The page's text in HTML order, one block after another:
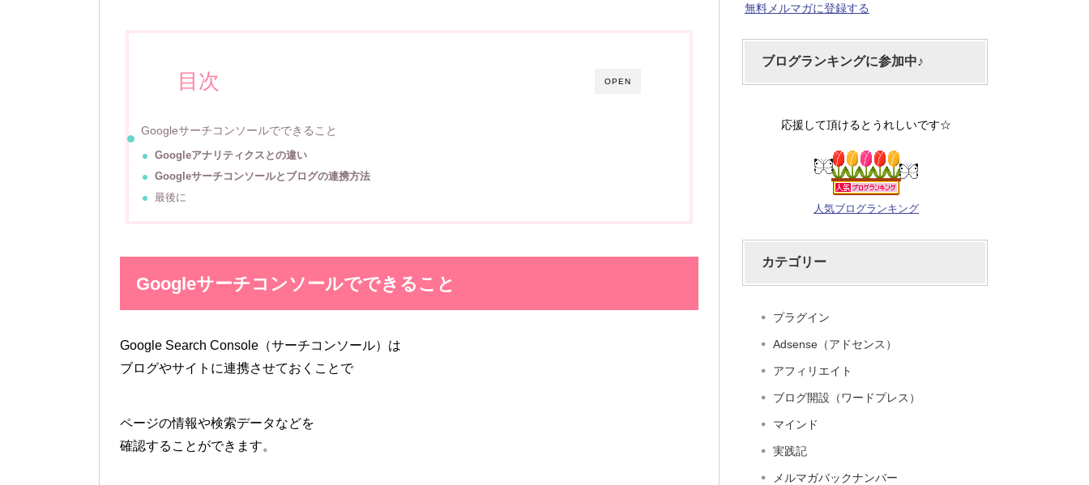
OPEN
目次
Googleサーチコンソールでできること
Googleアナリティクスとの違い
Googleサーチコンソールとブログの連携方法
最後に
Googleサーチコンソールでできること
Google Search Console（サーチコンソール）は
ブログやサイトに連携させておくことで
ページの情報や検索データなどを
確認することができます。
無料メルマガに登録する
ブログランキングに参加中♪
応援して頂けるとうれしいです☆
人気ブログランキング
カテゴリー
プラグイン
Adsense（アドセンス）
アフィリエイト
ブログ開設（ワードプレス）
マインド
実践記
メルマガバックナンバー